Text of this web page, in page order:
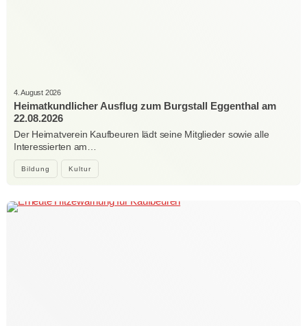
Bildung Kultur
4. August 2026
Heimatkundlicher Ausflug zum Burgstall Eggenthal am
22.08.2026
Der Heimatverein Kaufbeuren lädt seine Mitglieder sowie alle
Interessierten am…